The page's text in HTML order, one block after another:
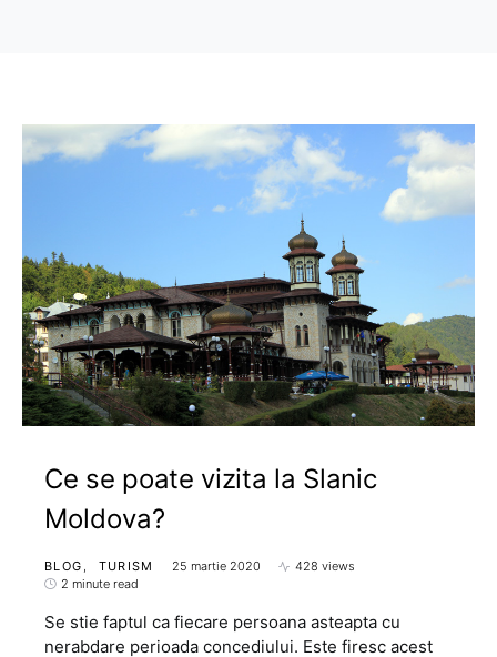
Ce se poate vizita la Slanic
Moldova?
BLOG TURISM 25 martie 2020
428 views
2 minute read
Se stie faptul ca fiecare persoana asteapta cu
nerabdare perioada concediului. Este firesc acest